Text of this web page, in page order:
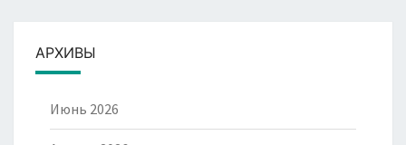
АРХИВЫ
Июнь 2026